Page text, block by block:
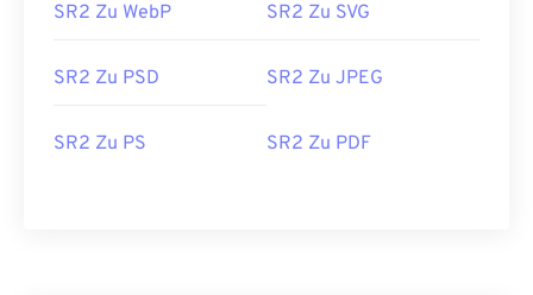
SR2 Zu WebP SR2 Zu SVG
SR2 Zu PSD SR2 Zu JPEG
SR2 Zu PS SR2 Zu PDF